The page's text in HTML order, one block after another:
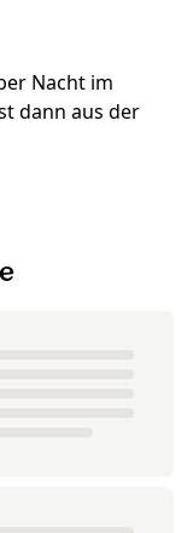
Nacht im
dann aus der